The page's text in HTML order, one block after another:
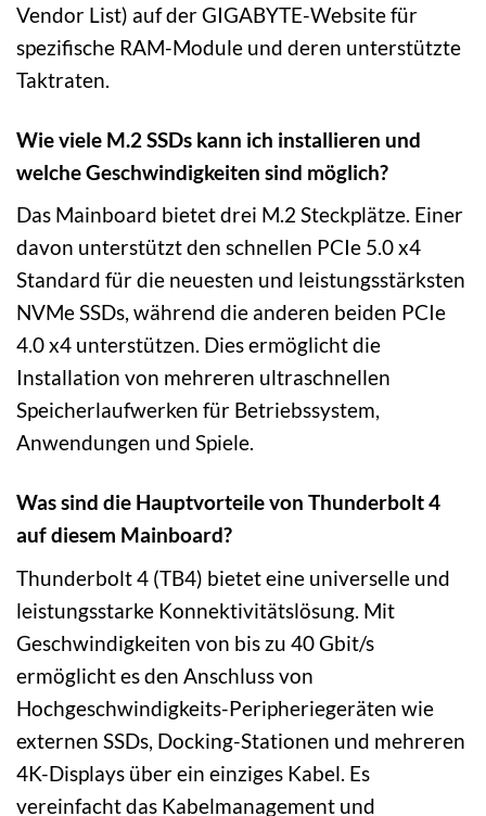
Vendor List) auf der GIGABYTE-Website für
spezifische RAM-Module und deren unterstützte
Taktraten.
Wie viele M.2 SSDs kann ich installieren und
welche Geschwindigkeiten sind möglich?
Das Mainboard bietet drei M.2 Steckplätze. Einer
davon unterstützt den schnellen PCIe 5.0 x4
Standard für die neuesten und leistungsstärksten
NVMe SSDs, während die anderen beiden PCIe
4.0 x4 unterstützen. Dies ermöglicht die
Installation von mehreren ultraschnellen
Speicherlaufwerken für Betriebssystem,
Anwendungen und Spiele.
Was sind die Hauptvorteile von Thunderbolt 4
auf diesem Mainboard?
Thunderbolt 4 (TB4) bietet eine universelle und
leistungsstarke Konnektivitätslösung. Mit
Geschwindigkeiten von bis zu 40 Gbit/s
ermöglicht es den Anschluss von
Hochgeschwindigkeits-Peripheriegeräten wie
externen SSDs, Docking-Stationen und mehreren
4K-Displays über ein einziges Kabel. Es
vereinfacht das Kabelmanagement und